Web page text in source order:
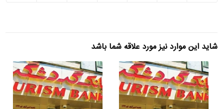
شاید این موارد نیز مورد علاقه شما باشد